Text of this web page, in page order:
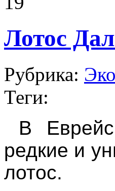
Лотос
Рубрика:
Теги:
В
редкие и
лотос.